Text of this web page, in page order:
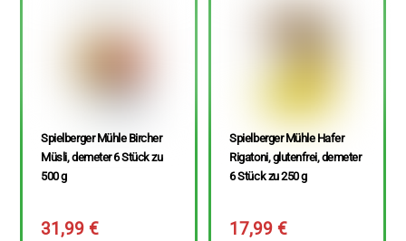
Spielberger Mühle Bircher
Müsli, demeter 6 Stück zu
500 g
31,99€
Spielberger Mühle Hafer
Rigatoni, glutenfrei, demeter
6 Stück zu 250 g
17,99€